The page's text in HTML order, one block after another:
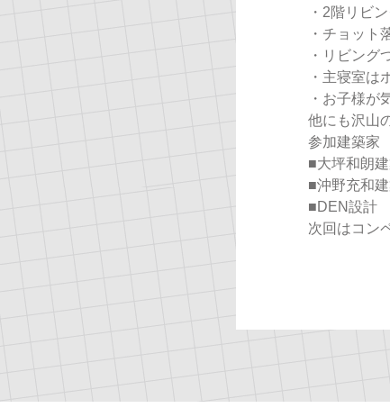
・2階リビ
・チョット
・リビング
・主寝室は
・お子様が
他にも沢山
参加建築家
■大坪和朗
■沖野充和
■DEN設計
次回はコン